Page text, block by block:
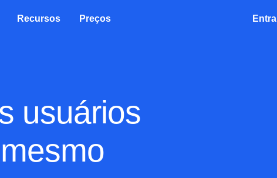
Recursos Preços
usuários